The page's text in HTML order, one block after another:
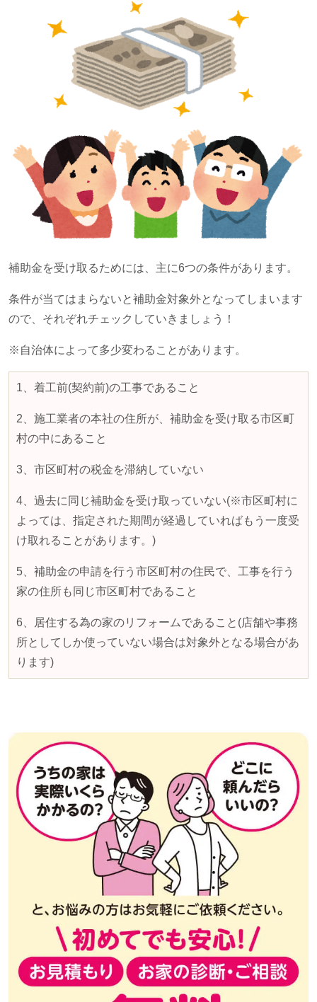
補助金を受け取るためには、主に6つの条件があります。
条件が当てはまらないと補助金対象外となってしまいます
ので、それぞれチェックしていきましょう！
※自治体によって多少変わることがあります。
1、着工前(契約前)の工事であること
2、施工業者の本社の住所が、補助金を受け取る市区町
村の中にあること
3、市区町村の税金を滞納していない
4、過去に同じ補助金を受け取っていない(※市区町村に
よっては、指定された期間が経過していればもう一度受
け取れることがあります。 )
5、補助金の申請を行う市区町村の住民で、工事を行う
家の住所も同じ市区町村であること
6、居住する為の家のリフォームであること (店舗や事務
所としてしか使っていない場合は対象外となる場合があ
ります)